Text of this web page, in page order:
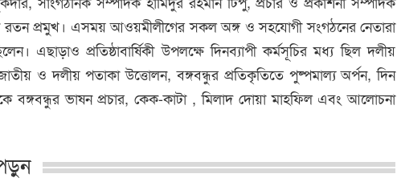
রতন প্রমুখ। এসময় আওয়মীলীগের সকল অঙ্গ ও সহযোগী সংগঠনের নেতারা
এছাড়াও প্রতিষ্ঠাবার্ষিকী উপলক্ষে দিনব্যাপী কর্মসূচির মধ্য ছিল দলীয়
ও দলীয় পতাকা উত্তোলন, বঙ্গবন্ধুর প্রতিকৃতিতে পুষ্পমাল্য অর্পন, দিন
বঙ্গবন্ধুর ভাষন প্রচার, কেক-কাটা , মিলাদ দোয়া মাহফিল এবং আলোচনা